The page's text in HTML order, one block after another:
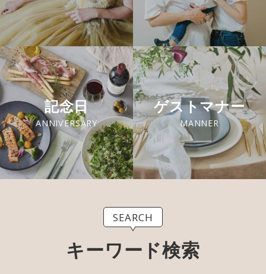
記念日
ANNIVERSARY
ゲストマナー
MANNER
SEARCH
キーワード検索